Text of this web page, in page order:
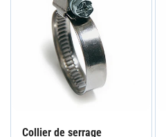
Collier de serrage